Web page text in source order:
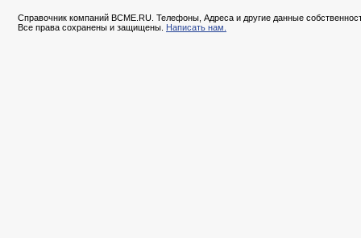
Справочник компаний BCME.RU. Телефоны, Адреса и другие данные
Все права сохранены и защищены. Написать нам.